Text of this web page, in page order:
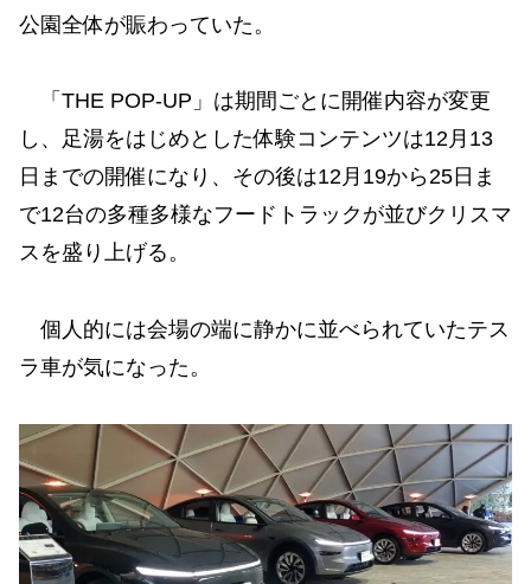
公園全体が賑わっていた。
「THE POP-UP」は期間ごとに開催内容が変更
し、足湯をはじめとした体験コンテンツは12月13
日までの開催になり、その後は12月19から25日ま
で12台の多種多様なフードトラックが並びクリスマ
スを盛り上げる。
個人的には会場の端に静かに並べられていたテス
ラ車が気になった。